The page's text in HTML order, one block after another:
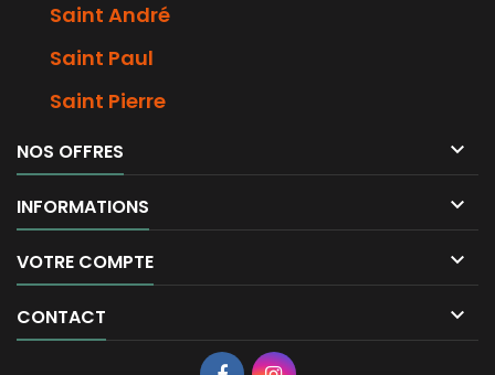
Saint André
Saint Paul
Saint Pierre
NOS OFFRES 
INFORMATIONS 
VOTRE COMPTE 
CONTACT 